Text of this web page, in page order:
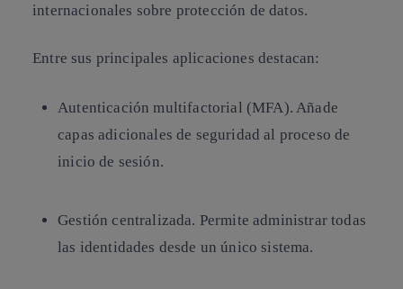
internacionales sobre protección de datos.
Entre sus principales aplicaciones destacan:
Autenticación multifactorial (MFA). Añade
capas adicionales de seguridad al proceso de
inicio de sesión.
Gestión centralizada. Permite administrar todas
las identidades desde un único sistema.